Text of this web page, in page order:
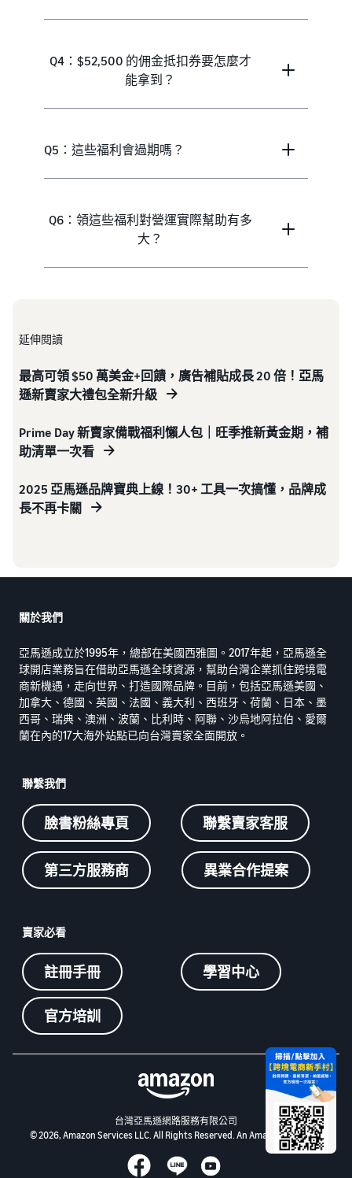
Q4：$52,500 的佣金抵扣券要怎麼才
能拿到？
Q5：這些福利會過期嗎？
Q6：領這些福利對營運實際幫助有多
大？
延伸閱讀
最高可領 $50 萬美金+回饋，廣告補貼成長 20 倍！亞馬
遜新賣家大禮包全新升級
Prime Day 新賣家備戰福利懶人包｜旺季推新黃金期，補
助清單一次看
2025 亞馬遜品牌寶典上線！30+ 工具一次搞懂，品牌成
長不再卡關
關於我們
亞馬遜成立於1995年，總部在美國西雅圖。2017年起，亞馬遜全
球開店業務旨在借助亞馬遜全球資源，幫助台灣企業抓住跨境電
商新機遇，走向世界、打造國際品牌。目前，包括亞馬遜美國、
加拿大、德國、英國、法國、義大利、西班牙、荷蘭、日本、墨
西哥、瑞典、澳洲、波蘭、比利時、阿聯、沙烏地阿拉伯、愛爾
蘭在內的17大海外站點已向台灣賣家全面開放。
聯繫我們
臉書粉絲專頁 聯繫賣家客服
第三方服務商 異業合作提案
賣家必看
註冊手冊 學習中心
官方培訓
台灣亞馬遜網路服務有限公司
© 2026, Amazon Services LLC. All Rights Reserved. An Amazon Company